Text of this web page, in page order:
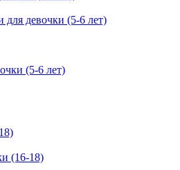
девочки (5-6 лет)
(5-6 лет)
(16-18)